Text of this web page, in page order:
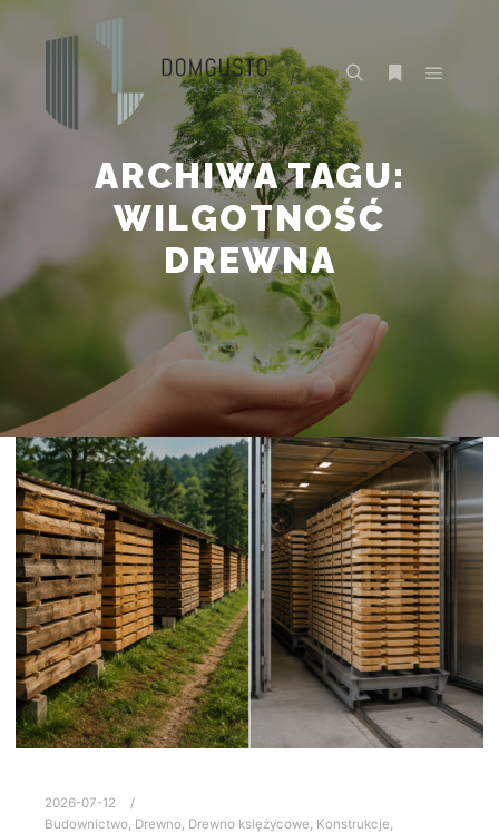
ARCHIWA TAGU:
WILGOTNOŚĆ
DREWNA
2026-07-12
Budownictwo, Drewno, Drewno księżycowe, Konstrukcje,